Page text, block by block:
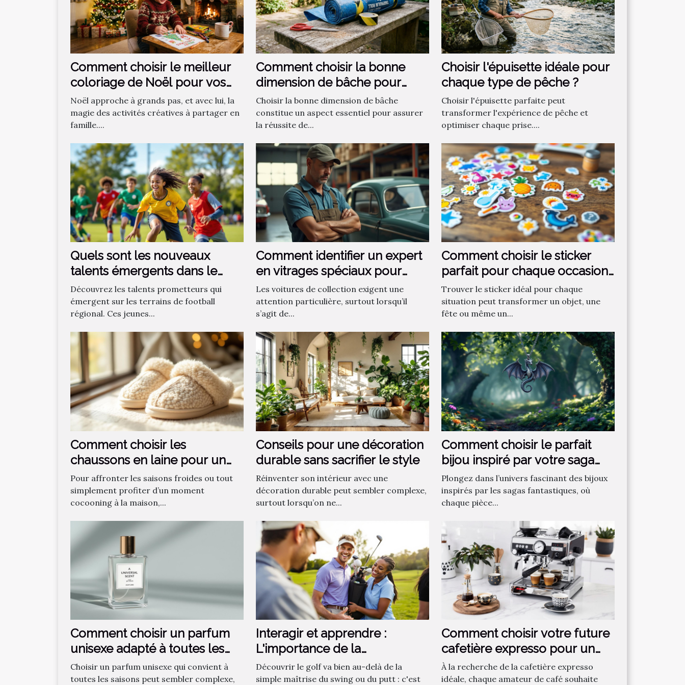
Comment choisir le meilleur
coloriage de Noël pour vos
enfants ?
Noël approche à grands pas, et avec lui, la
magie des activités créatives à partager en
famille....
Comment choisir la bonne
dimension de bâche pour
votre projet ?
Choisir la bonne dimension de bâche
constitue un aspect essentiel pour assurer
la réussite de...
Choisir l'épuisette idéale pour
chaque type de pêche ?
Choisir l'épuisette parfaite peut
transformer l'expérience de pêche et
optimiser chaque prise....
Quels sont les nouveaux
talents émergents dans le
football régional ?
Découvrez les talents prometteurs qui
émergent sur les terrains de football
régional. Ces jeunes...
Comment identifier un expert
en vitrages spéciaux pour
voitures de collection ?
Les voitures de collection exigent une
attention particulière, surtout lorsqu’il
s’agit de...
Comment choisir le sticker
parfait pour chaque occasion
?
Trouver le sticker idéal pour chaque
situation peut transformer un objet, une
fête ou même un...
Comment choisir les
chaussons en laine pour un
confort optimal ?
Pour affronter les saisons froides ou tout
simplement profiter d’un moment
cocooning à la maison,...
Conseils pour une décoration
durable sans sacrifier le style
Réinventer son intérieur avec une
décoration durable peut sembler complexe,
surtout lorsqu’on ne...
Comment choisir le parfait
bijou inspiré par votre saga
fantastique préférée ?
Plongez dans l’univers fascinant des bijoux
inspirés par les sagas fantastiques, où
chaque pièce...
Comment choisir un parfum
unisexe adapté à toutes les
saisons ?
Choisir un parfum unisexe qui convient à
toutes les saisons peut sembler complexe,
Interagir et apprendre :
L'importance de la
communauté dans
l'apprentissage du golf
Découvrir le golf va bien au-delà de la
simple maîtrise du swing ou du putt : c'est
Comment choisir votre future
cafetière expresso pour un
café parfait ?
À la recherche de la cafetière expresso
idéale, chaque amateur de café souhaite